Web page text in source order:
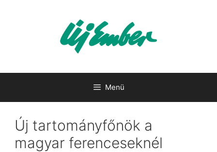
Menü
Új tartományfőnök a
magyar ferenceseknél